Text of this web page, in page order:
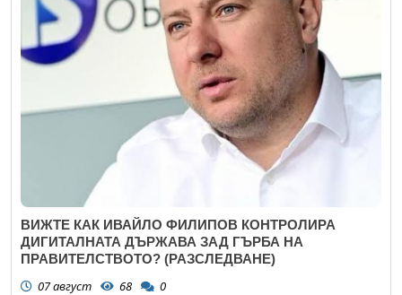
ВИЖТЕ КАК ИВАЙЛО ФИЛИПОВ КОНТРОЛИРА
ДИГИТАЛНАТА ДЪРЖАВА ЗАД ГЪРБА НА
ПРАВИТЕЛСТВОТО? (РАЗСЛЕДВАНЕ)
07 август 68 0